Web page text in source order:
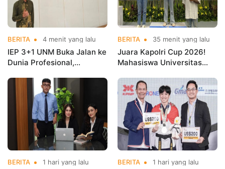
BERITA 4 menit yang lalu
IEP 3+1 UNM Buka Jalan ke
Dunia Profesional,
Kementerian Koperasi
BERITA 35 menit yang lalu
Juara Kapolri Cup 2026!
Mahasiswa Universitas
Nama Kampus di Kejurnas
Taekwondo
BERITA 1 hari yang lalu BERITA 1 hari yang lalu